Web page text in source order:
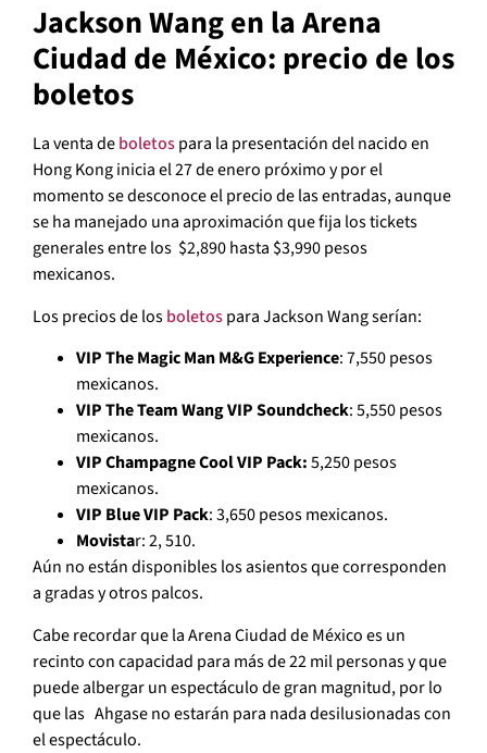
Jackson Wang en la Arena
Ciudad de México: precio de los
boletos
La venta deboletospara la presentación del nacido en
Hong Kong inicia el 27 de enero próximo y por el
momento se desconoce el precio de las entradas, aunque
se ha manejado una aproximación que fija los tickets
generales entre los $2,890 hasta $3,990 pesos
mexicanos.
Los precios de losboletospara Jackson Wang serían:
VIP The Magic Man M&G Experience: 7,550 pesos
mexicanos.
VIP The Team Wang VIP Soundcheck: 5,550 pesos
mexicanos.
VIP Champagne Cool VIP Pack:5,250 pesos
mexicanos.
VIP Blue VIP Pack: 3,650 pesos mexicanos.
Movistar: 2, 510.
Aún no están disponibles los asientos que corresponden
a gradas y otros palcos.
Cabe recordar que la Arena Ciudad de México es un
recinto con capacidad para más de 22 mil personas y que
puede albergar un espectáculo de gran magnitud, por lo
que las Ahgase no estarán para nada desilusionadas con
el espectáculo.